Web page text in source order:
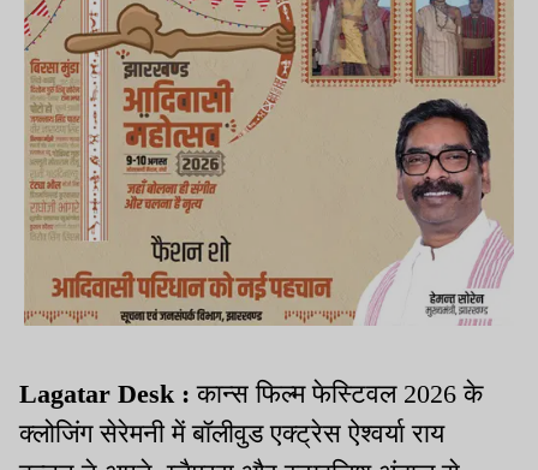
Lagatar Desk : कान्स फिल्म फेस्टिवल 2026 के
क्लोजिंग सेरेमनी में बॉलीवुड एक्ट्रेस ऐश्वर्या राय